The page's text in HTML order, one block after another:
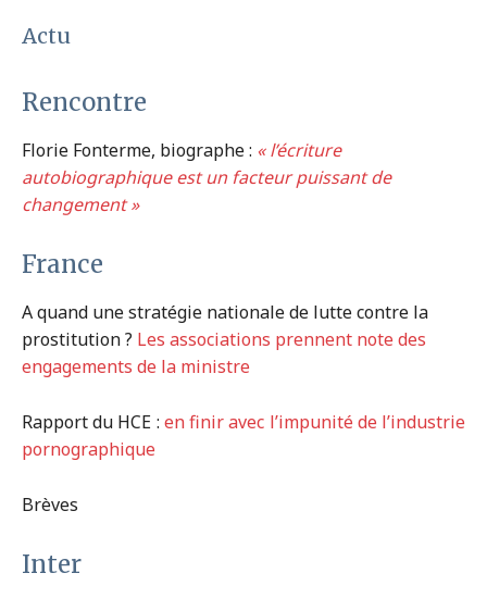
Actu
Rencontre
Florie Fonterme, biographe : « l’écriture
autobiographique est un facteur puissant de
changement »
France
A quand une stratégie nationale de lutte contre la
prostitution ? Les associations prennent note des
engagements de la ministre
Rapport du HCE : en finir avec l’impunité de l’industrie
pornographique
Brèves
Inter